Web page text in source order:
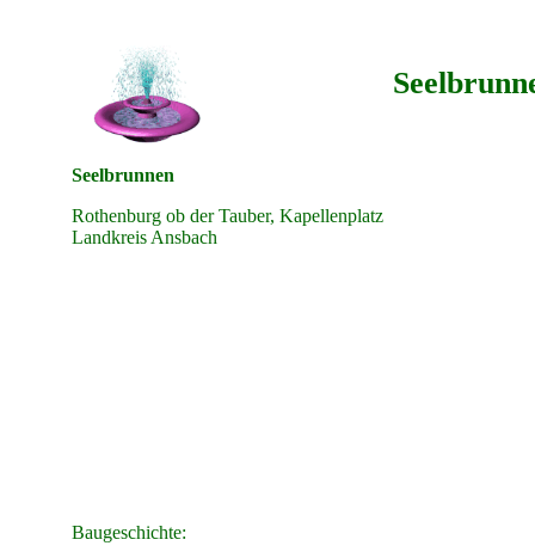
Seelbrunnen
Rothenburg ob der Tauber, Kapellenplatz
Landkreis Ansbach
Baugeschichte: